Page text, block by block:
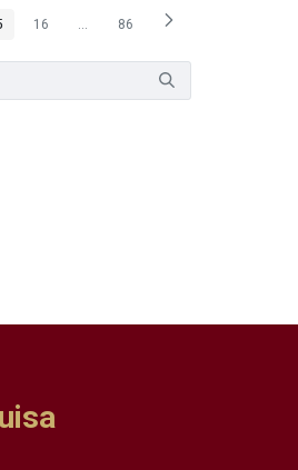
Usar ABA para navegar.
Página
16 ...Páginas intermediárias Usar ABA
Página
86